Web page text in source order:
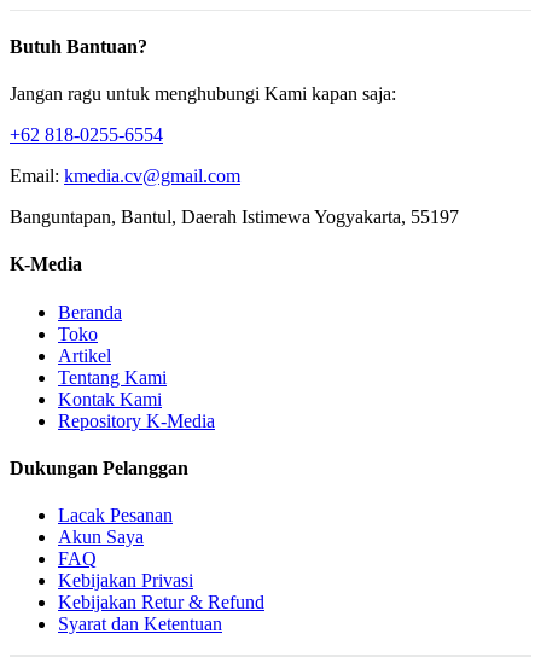
Butuh Bantuan?
Jangan ragu untuk menghubungi Kami kapan saja:
+62 818-0255-6554
Email: kmedia.cv@gmail.com
Banguntapan, Bantul, Daerah Istimewa Yogyakarta, 55197
K-Media
Beranda
Toko
Artikel
Tentang Kami
Kontak Kami
Repository K-Media
Dukungan Pelanggan
Lacak Pesanan
Akun Saya
FAQ
Kebijakan Privasi
Kebijakan Retur & Refund
Syarat dan Ketentuan